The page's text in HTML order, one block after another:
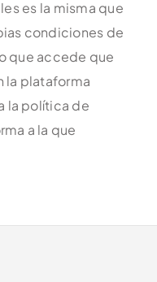
es la misma que
condiciones de
que accede que
la plataforma
la política de
a la que